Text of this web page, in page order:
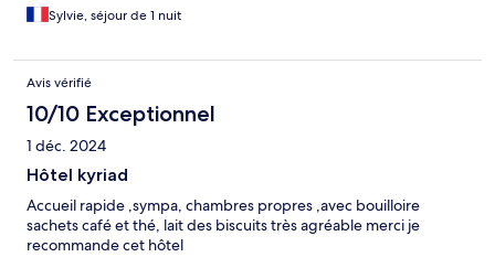
Sylvie, séjour de 1 nuit
Avis vérifié
10/10 Exceptionnel
1 déc. 2024
Hôtel kyriad
Accueil rapide ,sympa, chambres propres ,avec bouilloire
sachets café et thé, lait des biscuits très agréable merci je
recommande cet hôtel